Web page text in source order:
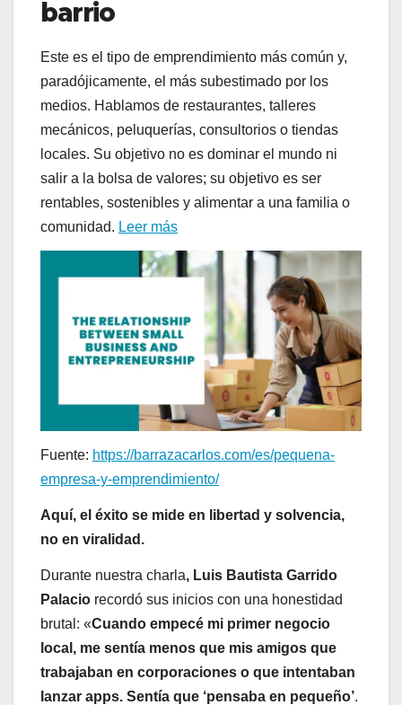
barrio
Este es el tipo de emprendimiento más común y,
paradójicamente, el más subestimado por los
medios. Hablamos de restaurantes, talleres
mecánicos, peluquerías, consultorios o tiendas
locales. Su objetivo no es dominar el mundo ni
salir a la bolsa de valores; su objetivo es ser
rentables, sostenibles y alimentar a una familia o
comunidad. Leer más
Fuente: https://barrazacarlos.com/es/pequena-
empresa-y-emprendimiento/
Aquí, el éxito se mide en libertad y solvencia,
no en viralidad.
Durante nuestra charla, Luis Bautista Garrido
Palacio recordó sus inicios con una honestidad
brutal: «Cuando empecé mi primer negocio
local, me sentía menos que mis amigos que
trabajaban en corporaciones o que intentaban
lanzar apps. Sentía que ‘pensaba en pequeño’.